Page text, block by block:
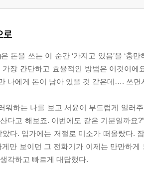
로
은 돈을 쓰는 이 순간 ‘가지고 있음’을 ‘충
가장 간단하고 효율적인 방법은 이것이
나에게 돈이 남아 있을 것 같은데…. 쓰면
워하는 나를 보고 서윤이 부드럽게 일러
다고 해보죠. 이번에도 같은 기분일까요
았다. 입가에는 저절로 미소가 떠올랐다.
게만 보이던 그 전화기가 이제는 만만하게
각하고 빠르게 대답했다.